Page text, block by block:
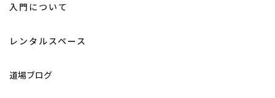
入門について
レンタルスペース
道場ブログ